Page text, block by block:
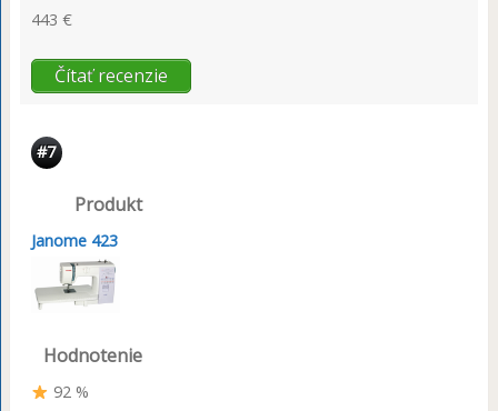
443 €
Čítať recenzie
#7
Produkt
Janome 423
Hodnotenie
92 %